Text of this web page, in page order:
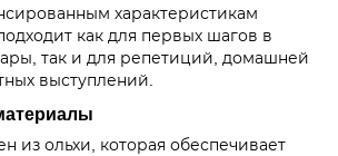
характеристикам
как для первых шагов в
так и для репетиций, домашней
выступлений.
из ольхи, которая обеспечивает